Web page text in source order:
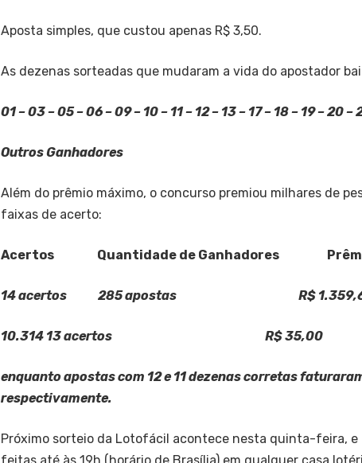
Aposta simples, que custou apenas R$ 3,50.
As dezenas sorteadas que mudaram a vida do apostador
01 – 03 – 05 – 06 – 09 – 10 – 11 – 12 – 13 – 17 – 18 – 19 – 20 –
Outros Ganhadores
Além do prêmio máximo, o concurso premiou milhares de
faixas de acerto:
Acertos Quantidade de Ganhadores
14 acertos 285 apostas R$
10.314 13 acertos R$ 35,00
enquanto apostas com 12 e 11 dezenas corretas
respectivamente.
Próximo sorteio da Lotofácil acontece nesta quinta-feira, e